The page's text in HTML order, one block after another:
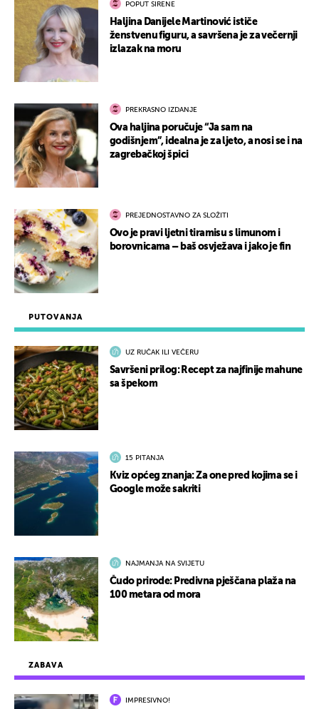
ZABAVA
IMPRESIVNO!
PUTOVANJA
UZ RUČAK ILI VEČERU
Savršeni prilog: Recept za najfinije mahune
sa špekom
15 PITANJA
Kviz općeg znanja: Za one pred kojima se i
Google može sakriti
NAJMANJA NA SVIJETU
Čudo prirode: Predivna pješčana plaža na
100 metara od mora
POPUT SIRENE
Haljina Danijele Martinović ističe
ženstvenu figuru, a savršena je za večernji
izlazak na moru
PREKRASNO IZDANJE
Ova haljina poručuje “Ja sam na
godišnjem”, idealna je za ljeto, a nosi se i na
zagrebačkoj špici
PREJEDNOSTAVNO ZA SLOŽITI
Ovo je pravi ljetni tiramisu s limunom i
borovnicama – baš osvježava i jako je fin